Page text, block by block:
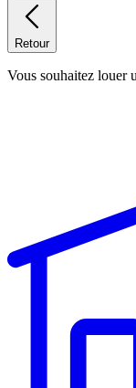
Retour
Vous souhaitez louer